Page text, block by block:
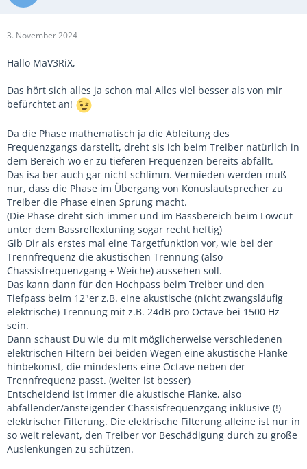
3. November 2024
Hallo MaV3RiX,
Das hört sich alles ja schon mal Alles viel besser als von mir
befürchtet an!
Da die Phase mathematisch ja die Ableitung des
Frequenzgangs darstellt, dreht sis ich beim Treiber natürlich in
dem Bereich wo er zu tieferen Frequenzen bereits abfällt.
Das isa ber auch gar nicht schlimm. Vermieden werden muß
nur, dass die Phase im Übergang von Konuslautsprecher zu
Treiber die Phase einen Sprung macht.
(Die Phase dreht sich immer und im Bassbereich beim Lowcut
unter dem Bassreflextuning sogar recht heftig)
Gib Dir als erstes mal eine Targetfunktion vor, wie bei der
Trennfrequenz die akustischen Trennung (also
Chassisfrequenzgang + Weiche) aussehen soll.
Das kann dann für den Hochpass beim Treiber und den
Tiefpass beim 12"er z.B. eine akustische (nicht zwangsläufig
elektrische) Trennung mit z.B. 24dB pro Octave bei 1500 Hz
sein.
Dann schaust Du wie du mit möglicherweise verschiedenen
elektrischen Filtern bei beiden Wegen eine akustische Flanke
hinbekomst, die mindestens eine Octave neben der
Trennfrequenz passt. (weiter ist besser)
Entscheidend ist immer die akustische Flanke, also
abfallender/ansteigender Chassisfrequenzgang inklusive (!)
elektrischer Filterung. Die elektrische Filterung alleine ist nur in
so weit relevant, den Treiber vor Beschädigung durch zu große
Auslenkungen zu schützen.